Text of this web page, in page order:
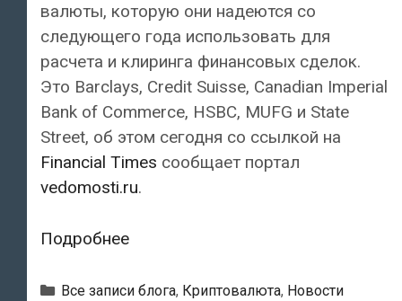
валюты, которую они надеются со
следующего года использовать для
расчета и клиринга финансовых сделок.
Это Barclays, Credit Suisse, Canadian Imperial
Bank of Commerce, HSBC, MUFG и State
Street, об этом сегодня со ссылкой на
Financial Times сообщает портал
vedomosti.ru.
ПодробнееДесять
банков
Рубрики
Все записи блога, Криптовалюта, Новости